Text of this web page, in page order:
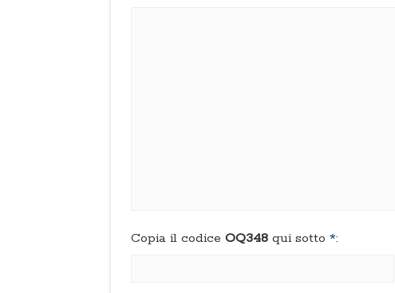
Copia il codice OQ348 qui sotto *: